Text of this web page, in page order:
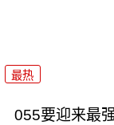
最热
055要迎来最